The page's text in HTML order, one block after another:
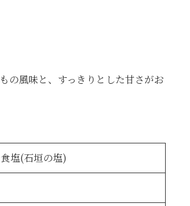
の風味と、すっきりとした甘さがお
塩(石垣の塩)